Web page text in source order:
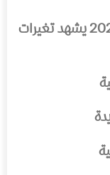
نعم، ترتيب الدول من حيث السياحة 2025 يشهد تغيرات